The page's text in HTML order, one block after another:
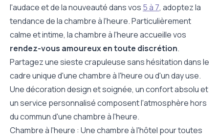
l'audace et de la nouveauté dans vos 5 à 7, adoptez la
tendance de la chambre à l'heure. Particulièrement
calme et intime, la chambre à l'heure accueille vos
rendez-vous amoureux en toute discrétion.
Partagez une sieste crapuleuse sans hésitation dans le
cadre unique d'une chambre à l'heure ou d'un day use.
Une décoration design et soignée, un confort absolu et
un service personnalisé composent l'atmosphère hors
du commun d'une chambre à l'heure.
Chambre à l'heure : Une chambre à l'hôtel pour toutes